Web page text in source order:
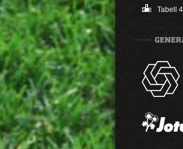
Tabell